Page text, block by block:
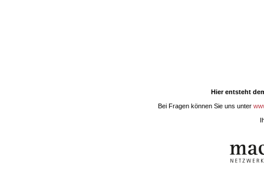
Hier entsteht
Bei Fragen können Sie uns unter